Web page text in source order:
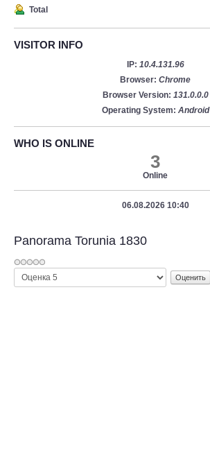
Total
VISITOR INFO
IP: 10.4.131.96
Browser: Chrome
Browser Version: 131.0.0.0
Operating System: Android
WHO IS ONLINE
3
Online
06.08.2026 10:40
Panorama Torunia 1830
Пожалуйста,
оцените